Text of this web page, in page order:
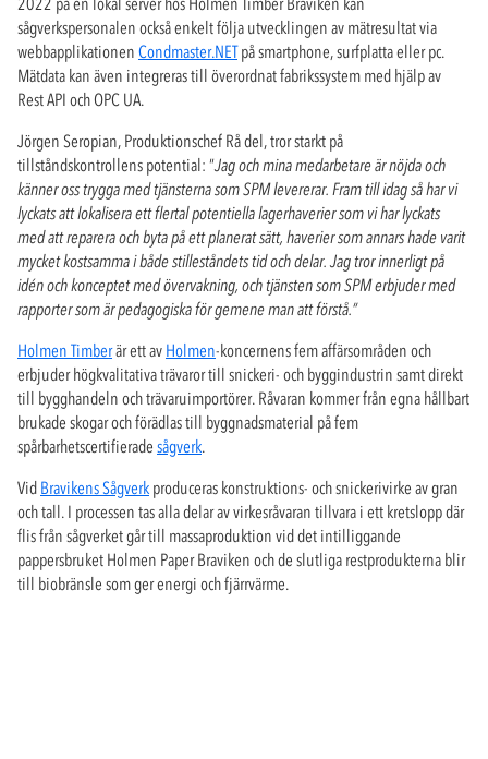
sågverkspersonalen också enkelt följa utvecklingen av mätresultat via
webbapplikationen Condmaster.NETpå smartphone, surfplatta eller pc.
Mätdata kan även integreras till överordnat fabrikssystem med hjälp av
Rest API och OPC UA.
Jörgen Seropian, Produktionschef Rå del, tror starkt på
tillståndskontrollens potential: ”Jag och mina medarbetare är nöjda och
känner oss trygga med tjänsterna som SPM levererar. Fram till idag så har vi
lyckats att lokalisera ett flertal potentiella lagerhaverier som vi har lyckats
med att reparera och byta på ett planerat sätt, haverier som annars hade varit
mycket kostsamma i både stilleståndets tid och delar. Jag tror innerligt på
idén och konceptet med övervakning, och tjänsten som SPM erbjuder med
rapporter som är pedagogiska för gemene man att förstå.”
Holmen Timberär ett av Holmen-koncernens fem affärsområden och
erbjuder högkvalitativa trävaror till snickeri- och byggindustrin samt direkt
till bygghandeln och trävaruimportörer. Råvaran kommer från egna hållbart
brukade skogar och förädlas till byggnadsmaterial på fem
spårbarhetscertifierade sågverk.
Vid Bravikens Sågverk produceras konstruktions- och snickerivirke av gran
och tall. I processen tas alla delar av virkesråvaran tillvara i ett kretslopp där
flis från sågverket går till massaproduktion vid det intilliggande
pappersbruket Holmen Paper Braviken och de slutliga restprodukterna blir
till biobränsle som ger energi och fjärrvärme.